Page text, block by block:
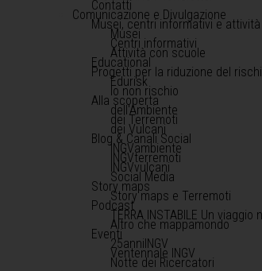
Contatti
Comunicazione e Divulgazione
Musei, centri informativi e
Musei
Centri informativi
Attività con scuole
Educational
Progetti per la riduzione del
Edurisk
Io non rischio
Alla scoperta
dell'Ambiente
dei Terremoti
dei Vulcani
Blog & Canali Social
INGVambiente
INGVterremoti
INGVvulcani
Social Media
Story maps
Story maps e Terremoti
Podcast
TERRA INSTABILE Un
Altro che mappamondo
Eventi
25anniINGV
Ventennale INGV
Notte dei Ricercatori